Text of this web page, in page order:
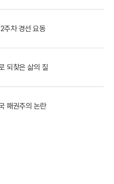
주차 경선 요동
되찾은 삶의 질
패권주의 논란